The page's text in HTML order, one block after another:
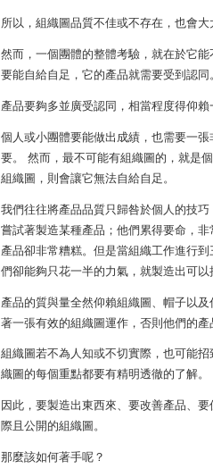
所以，組織圖品質不佳或不存在，也會大
然而，一個團體的整體考驗，就在於它
要能自給自足，它的產品就需要受到認
產品要夠多並廣受認同，相當程度得仰
個人或小團體要能做出成績，也需要一
要。 然而，最不可能有組織圖的，就是
組織圖，則會讓它無法自給自足。
我們往往將產品品質只歸咎於個人的技
嘗試著製造某種產品；他們累得要命，
產品卻非常糟糕。但是當組織工作進行
們卻能夠只花一半的力氣，就製造出可
產品的質與量全然仰賴組織圖、帽子以
著一張有效的組織圖運作，否則他們的產
組織圖若不為人知或不切實際，也可能招
織圖的每個重點都要有精明透徹的了解。
因此，要製造出東西來、要改善產品、
際且公開的組織圖。
那麼該如何著手呢？